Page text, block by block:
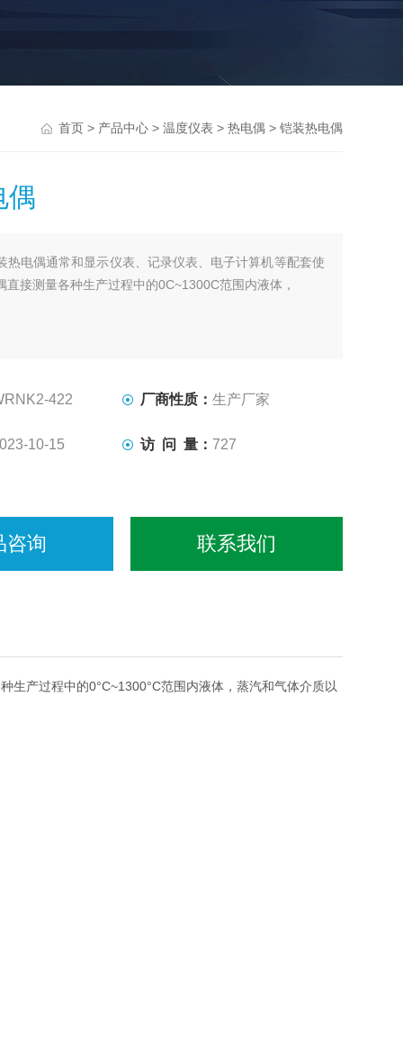
首页> 产品中心> 温度仪表 > 热电偶> 铠装热电偶
偶
热电偶通常和显示仪表、记录仪表、电子计算机等配套使
直接测量各种生产过程中的0C~1300C范围内液体，
422 厂商性质： 生产厂家
10-15 访 问 量： 727
咨询 联系我们
生产过程中的0°C~1300°C范围内液体，蒸汽和气体介质以